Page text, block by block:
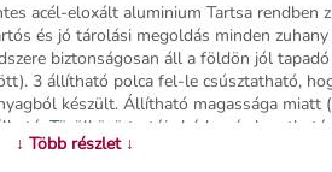
acél-eloxált aluminium Tartsa rendben
és jó tárolási megoldás minden
biztonságosan áll a földön jól
3 állítható polca fel-le csúsztatható,
készült. Állítható magassága miatt
Törülközö tartója bárhová akasztható,
polcai lehetővé teszik a samponos,
↓ Több részlet ↓